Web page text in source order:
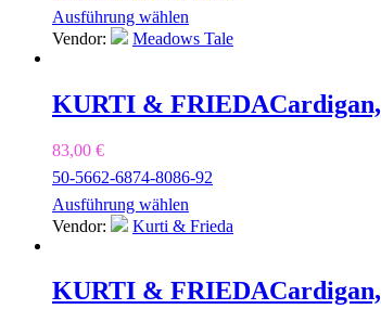
Ausführung wählen
Vendor:
Meadows Tale
KURTI & FRIEDA
83,00 €
50-5662-6874-8086-92
Ausführung wählen
Vendor:
Kurti & Frieda
KURTI & FRIEDA